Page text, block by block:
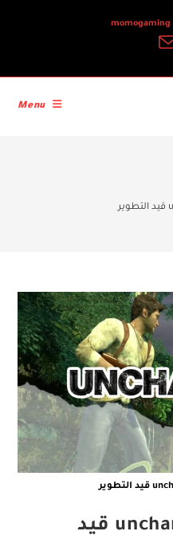
Menu
ريميك لعبة uncharted 1 قيد